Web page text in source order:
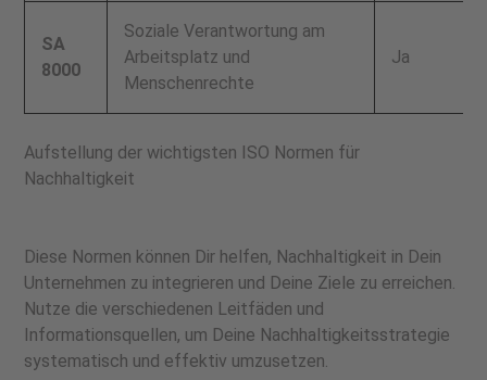
SA
8000
Soziale Verantwortung am
Arbeitsplatz und
Menschenrechte
Ja
Aufstellung der wichtigsten ISO Normen für
Nachhaltigkeit
Diese Normen können Dir helfen, Nachhaltigkeit in Dein
Unternehmen zu integrieren und Deine Ziele zu erreichen.
Nutze die verschiedenen Leitfäden und
Informationsquellen, um Deine Nachhaltigkeitsstrategie
systematisch und effektiv umzusetzen.